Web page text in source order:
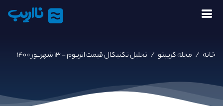
نااریب
خانه / مجله کریپتو / تحلیل تکنیکال قیمت اتریوم - ۱۳ شهریور ۱۴۰۰